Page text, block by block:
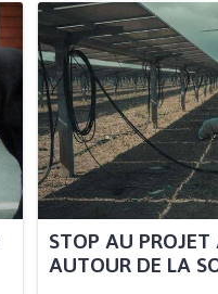
STOP AU
AUTOUR DE LA